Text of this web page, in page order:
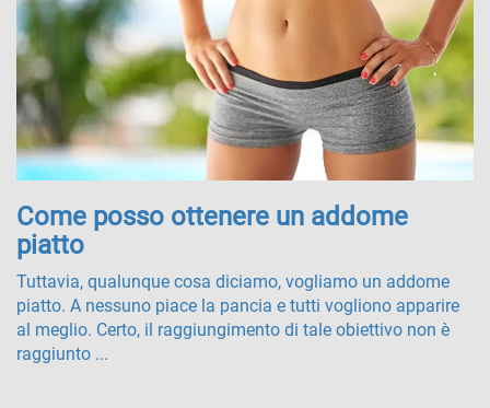
Come posso ottenere un addome
piatto
Tuttavia, qualunque cosa diciamo, vogliamo un addome
piatto. A nessuno piace la pancia e tutti vogliono apparire
al meglio. Certo, il raggiungimento di tale obiettivo non è
raggiunto ...